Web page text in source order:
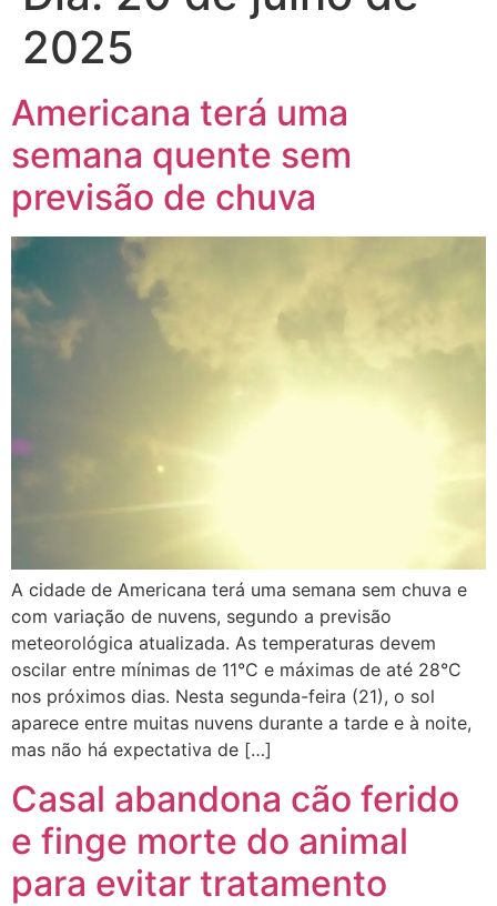
2025
Americana terá uma
semana quente sem
previsão de chuva
A cidade de Americana terá uma semana sem chuva e
com variação de nuvens, segundo a previsão
meteorológica atualizada. As temperaturas devem
oscilar entre mínimas de 11°C e máximas de até 28°C
nos próximos dias. Nesta segunda-feira (21), o sol
aparece entre muitas nuvens durante a tarde e à noite,
mas não há expectativa de […]
Casal abandona cão ferido
e finge morte do animal
para evitar tratamento